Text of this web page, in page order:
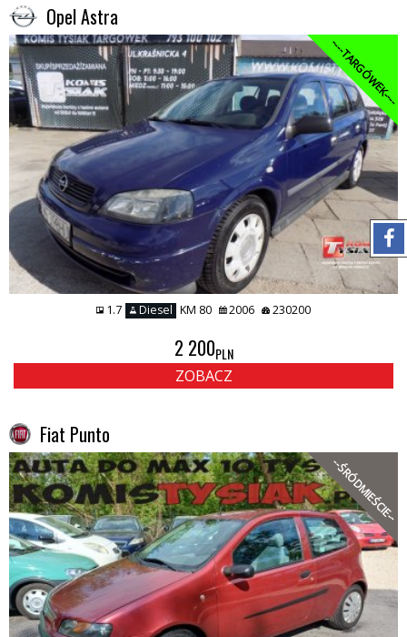
Opel Astra
----TARGÓWEK----
1.7 Diesel KM 80 2006 230200
2 200PLN
ZOBACZ
Fiat Punto
--ŚRÓDMIEŚCIE--